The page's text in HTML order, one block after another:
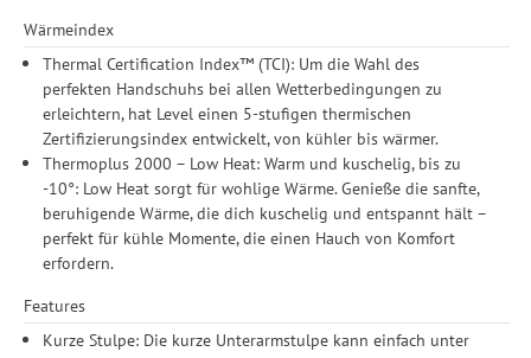
Wärmeindex
Thermal Certification Index™ (TCI): Um die Wahl des
perfekten Handschuhs bei allen Wetterbedingungen zu
erleichtern, hat Level einen 5-stufigen thermischen
Zertifizierungsindex entwickelt, von kühler bis wärmer.
Thermoplus 2000 – Low Heat: Warm und kuschelig, bis zu
-10°: Low Heat sorgt für wohlige Wärme. Genieße die sanfte,
beruhigende Wärme, die dich kuschelig und entspannt hält –
perfekt für kühle Momente, die einen Hauch von Komfort
erfordern.
Features
Kurze Stulpe: Die kurze Unterarmstulpe kann einfach unter